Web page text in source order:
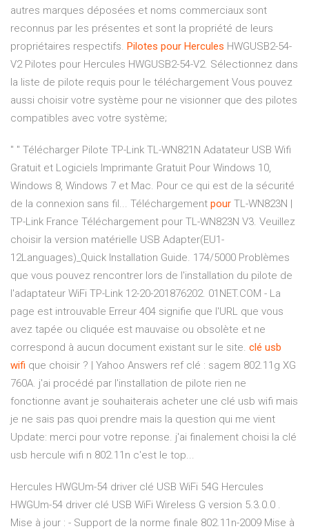
autres marques déposées et noms commerciaux sont
reconnus par les présentes et sont la propriété de leurs
propriétaires respectifs. Pilotes pour Hercules HWGUSB2-54-
V2 Pilotes pour Hercules HWGUSB2-54-V2. Sélectionnez dans
la liste de pilote requis pour le téléchargement Vous pouvez
aussi choisir votre système pour ne visionner que des pilotes
compatibles avec votre système;
" " Télécharger Pilote TP-Link TL-WN821N Adatateur USB Wifi
Gratuit et Logiciels Imprimante Gratuit Pour Windows 10,
Windows 8, Windows 7 et Mac. Pour ce qui est de la sécurité
de la connexion sans fil... Téléchargement pour TL-WN823N |
TP-Link France Téléchargement pour TL-WN823N V3. Veuillez
choisir la version matérielle USB Adapter(EU1-
12Languages)_Quick Installation Guide. 174/5000 Problèmes
que vous pouvez rencontrer lors de l'installation du pilote de
l'adaptateur WiFi TP-Link 12-20-201876202. 01NET.COM - La
page est introuvable Erreur 404 signifie que l'URL que vous
avez tapée ou cliquée est mauvaise ou obsolète et ne
correspond à aucun document existant sur le site. clé usb
wifi que choisir ? | Yahoo Answers ref clé : sagem 802.11g XG
760A. j'ai procédé par l'installation de pilote rien ne
fonctionne avant je souhaiterais acheter une clé usb wifi mais
je ne sais pas quoi prendre mais la question qui me vient
Update: merci pour votre reponse. j'ai finalement choisi la clé
usb hercule wifi n 802.11n c'est le top...
Hercules HWGUm-54 driver clé USB WiFi 54G Hercules
HWGUm-54 driver clé USB WiFi Wireless G version 5.3.0.0 .
Mise à jour : - Support de la norme finale 802.11n-2009 Mise à